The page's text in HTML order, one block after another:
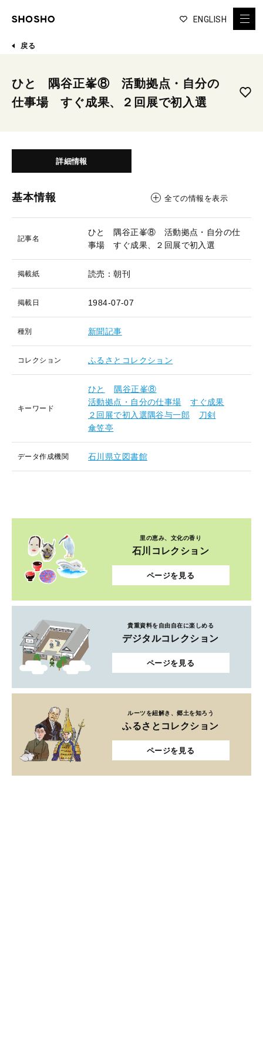
ENGLISH
戻る
ひと 隅谷正峯⑧ 活動拠点・自分の
仕事場 すぐ成果、２回展で初入選
詳細情報
基本情報 全ての情報を表示
記事名
ひと 隅谷正峯⑧ 活動拠点・自分の仕
事場 すぐ成果、２回展で初入選
掲載紙 読売：朝刊
掲載日 1984-07-07
種別 新聞記事
コレクション ふるさとコレクション
キーワード
ひと
隅谷正峯⑧
活動拠点・自分の仕事場
すぐ成果
２回展で初入選隅谷与一郎
刀剣
傘笠亭
データ作成機関 石川県立図書館
里の恵み、文化の香り
石川コレクション
ページを見る
貴重資料を自由自在に楽しめる
デジタルコレクション
ページを見る
ルーツを紐解き、郷土を知ろう
ふるさとコレクション
ページを見る